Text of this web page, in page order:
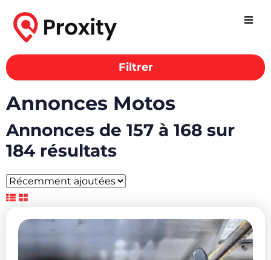
Filtrer
Annonces Motos
Annonces de 157 à 168 sur
184 résultats